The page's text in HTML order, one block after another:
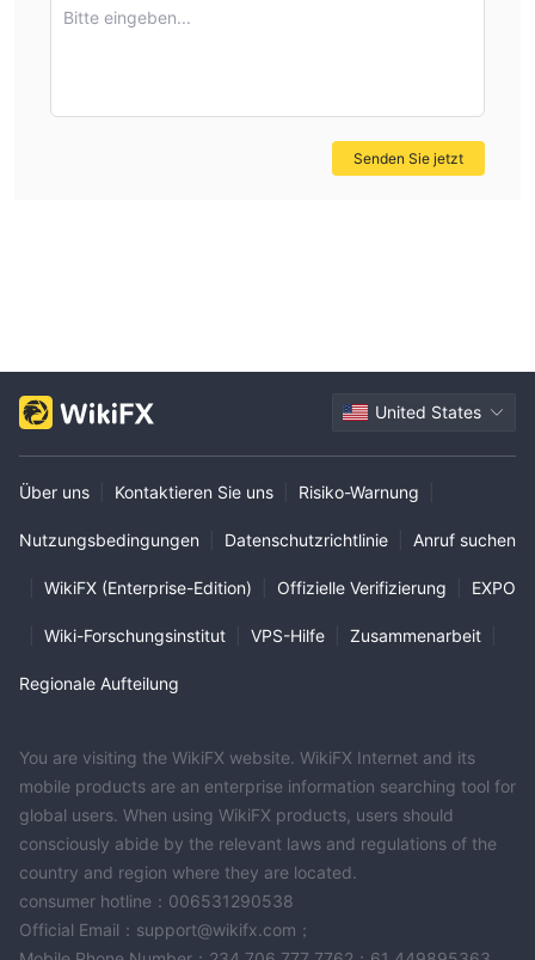
Bitte eingeben...
Senden Sie jetzt
United States
Über uns Kontaktieren Sie uns Risiko-Warnung
Nutzungsbedingungen Datenschutzrichtlinie Anruf suchen
WikiFX (Enterprise-Edition) Offizielle Verifizierung EXPO
Wiki-Forschungsinstitut VPS-Hilfe Zusammenarbeit
Regionale Aufteilung
You are visiting the WikiFX website. WikiFX Internet and its
mobile products are an enterprise information searching tool for
global users. When using WikiFX products, users should
consciously abide by the relevant laws and regulations of the
country and region where they are located.
consumer hotline：006531290538
Official Email：support@wikifx.com；